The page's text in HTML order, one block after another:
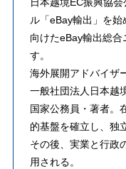
ル「eBay輸出」を
向けたeBay輸出総
す。
海外展開アドバイザ
一般社団法人日本
国家公務員・著者。
的基盤を確立し、独
その後、実業と行政
用される。